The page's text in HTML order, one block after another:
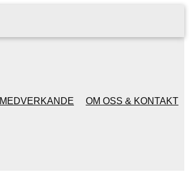
MEDVERKANDE OM OSS & KONTAKT